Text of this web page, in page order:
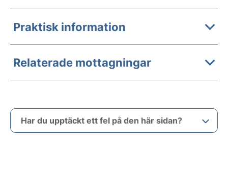
Praktisk information
Relaterade mottagningar
Har du upptäckt ett fel på den här sidan?